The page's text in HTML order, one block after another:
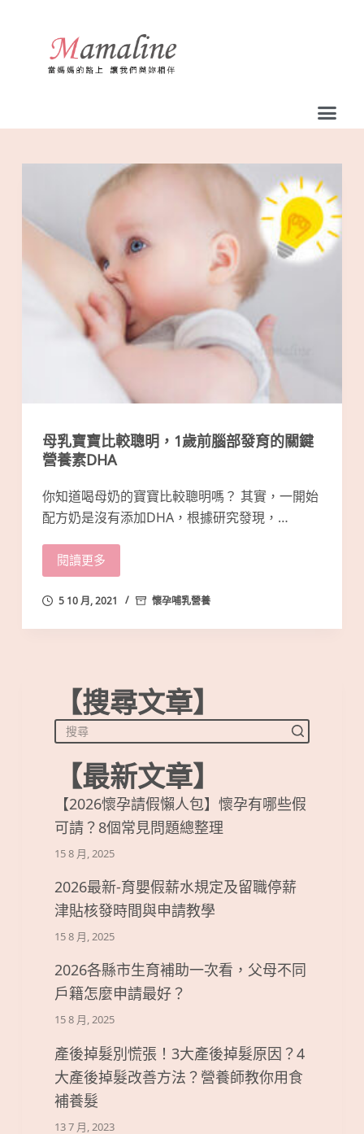
容
母乳寶寶比較聰明，1歲前腦部發育的關鍵
營養素DHA
你知道喝母奶的寶寶比較聰明嗎？ 其實，一開始
配方奶是沒有添加DHA，根據研究發現，…
閱讀更多
5 10 月, 2021 懷孕哺乳營養
【搜尋文章】
【最新文章】
【2026懷孕請假懶人包】懷孕有哪些假
可請？8個常見問題總整理
15 8 月, 2025
2026最新-育嬰假薪水規定及留職停薪
津貼核發時間與申請教學
15 8 月, 2025
2026各縣市生育補助一次看，父母不同
戶籍怎麼申請最好？
15 8 月, 2025
產後掉髮別慌張！3大產後掉髮原因？4
大產後掉髮改善方法？營養師教你用食
補養髮
13 7 月, 2023